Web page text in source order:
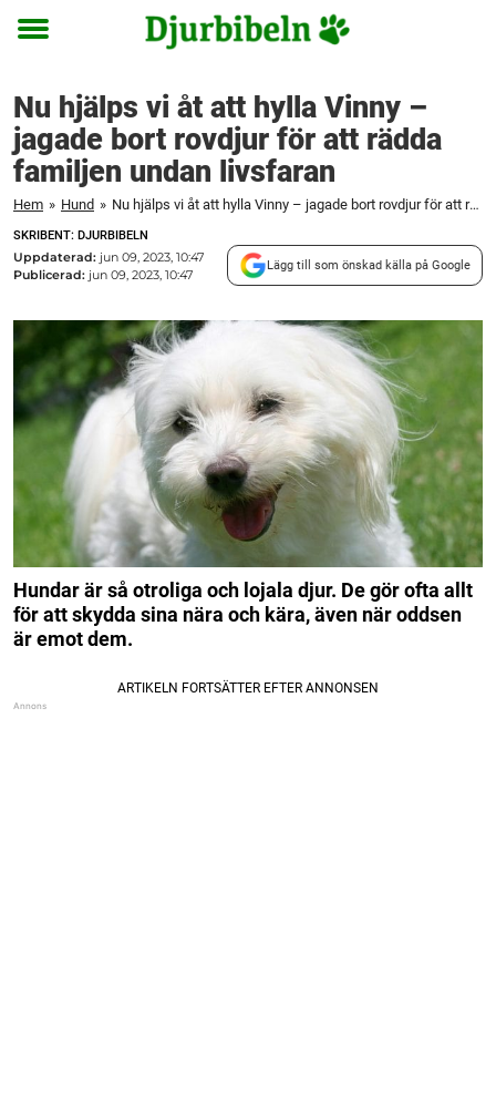
Toggle
Nu hjälps vi åt att hylla Vinny –
jagade bort rovdjur för att rädda
familjen undan livsfaran
Hem » Hund » Nu hjälps vi åt att hylla Vinny – jagade bort rovdjur för att rädda familjen undan livsfaran
SKRIBENT: DJURBIBELN
Uppdaterad: jun 09, 2023, 10:47
Publicerad: jun 09, 2023, 10:47
Lägg till som önskad källa på Google
Hundar är så otroliga och lojala djur. De gör ofta allt
för att skydda sina nära och kära, även när oddsen
är emot dem.